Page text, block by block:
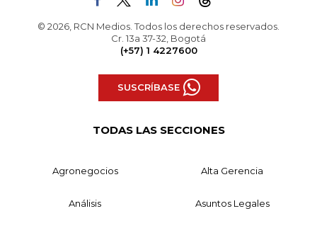
© 2026, RCN Medios. Todos los derechos reservados.
Cr. 13a 37-32, Bogotá
(+57) 1 4227600
SUSCRÍBASE
TODAS LAS SECCIONES
Agronegocios Alta Gerencia
Análisis Asuntos Legales